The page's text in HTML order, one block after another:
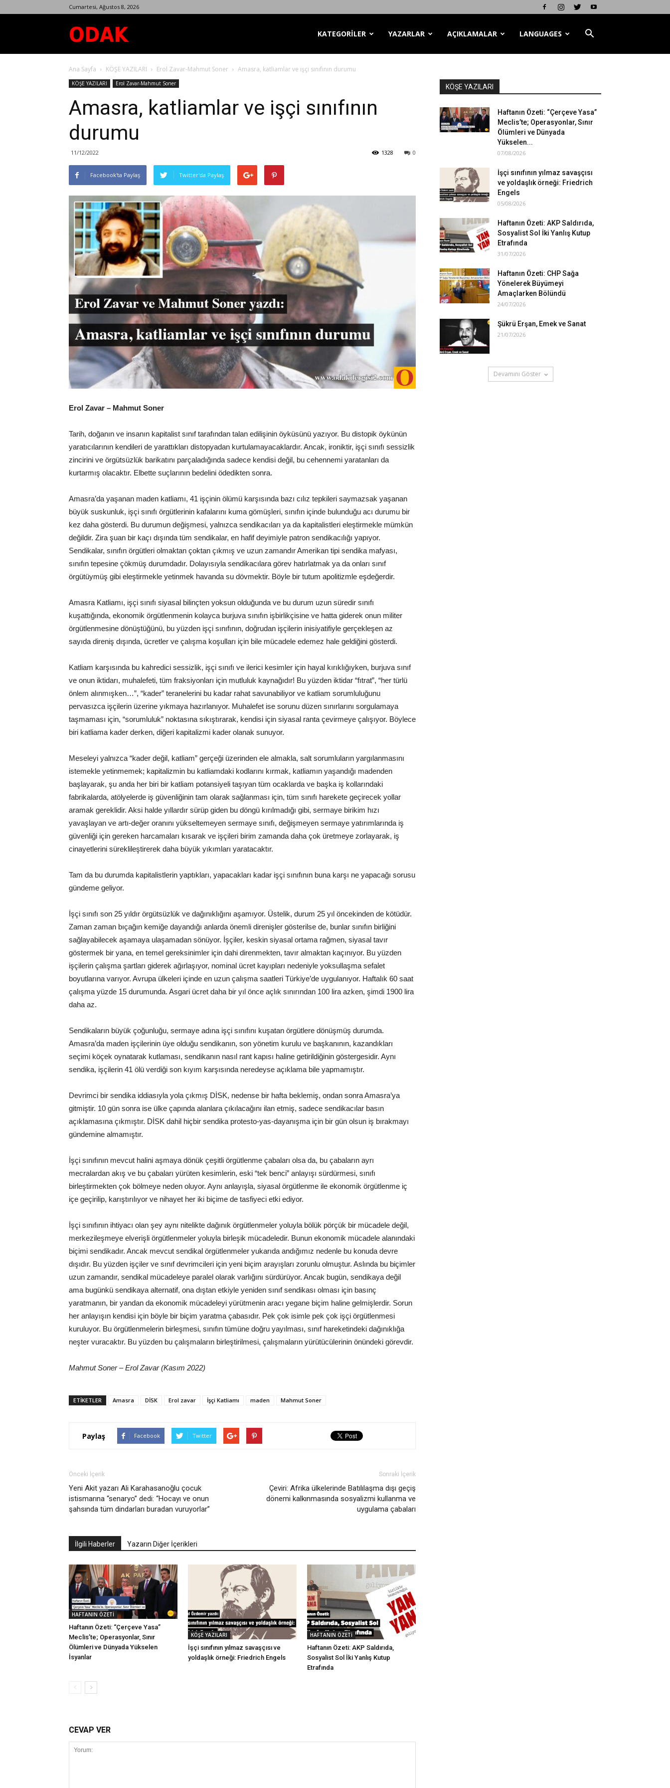
Cumartesi, Ağustos 8, 2026
Dergisi
KATEGORİLER YAZARLAR AÇIKLAMALAR LANGUAGES
Ana Sayfa KÖŞE YAZILARI Erol Zavar-Mahmut Soner Amasra, katliamlar ve işçi sınıfının durumu
KÖŞE YAZILARI Erol Zavar-Mahmut Soner
Amasra, katliamlar ve işçi sınıfının
durumu
11/12/2022 0
1328
Facebook'ta Paylaş Twitter'da Paylaş
Erol Zavar – Mahmut Soner
Tarih, doğanın ve insanın kapitalist sınıf tarafından talan edilişinin öyküsünü yazıyor. Bu distopik öykünün
yaratıcılarının kendileri de yarattıkları distopyadan kurtulamayacaklardır. Ancak, ironiktir, işçi sınıfı sessizlik
zincirini ve örgütsüzlük barikatını parçaladığında sadece kendisi değil, bu cehennemi yaratanları da
kurtarmış olacaktır. Elbette suçlarının bedelini ödedikten sonra.
Amasra’da yaşanan maden katliamı, 41 işçinin ölümü karşısında bazı cılız tepkileri saymazsak yaşanan
büyük suskunluk, işçi sınıfı örgütlerinin kafalarını kuma gömüşleri, sınıfın içinde bulunduğu acı durumu bir
kez daha gösterdi. Bu durumun değişmesi, yalnızca sendikacıları ya da kapitalistleri eleştirmekle mümkün
değildir. Zira şuan bir kaçı dışında tüm sendikalar, en hafif deyimiyle patron sendikacılığı yapıyor.
Sendikalar, sınıfın örgütleri olmaktan çoktan çıkmış ve uzun zamandır Amerikan tipi sendika mafyası,
sınıfın tepesine çökmüş durumdadır. Dolayısıyla sendikacılara görev hatırlatmak ya da onları sınıf
örgütüymüş gibi eleştirmekle yetinmek havanda su dövmektir. Böyle bir tutum apolitizmle eşdeğerdir.
Amasra Katliamı, işçi sınıfı siyasal bilinçten yoksun olduğunda ve bu durum uzun süredir sınıfı
kuşattığında, ekonomik örgütlenmenin kolayca burjuva sınıfın işbirlikçisine ve hatta giderek onun militer
örgütlenmesine dönüştüğünü, bu yüzden işçi sınıfının, doğrudan işçilerin inisiyatifiyle gerçekleşen az
sayıda direniş dışında, ücretler ve çalışma koşulları için bile mücadele edemez hale geldiğini gösterdi.
Katliam karşısında bu kahredici sessizlik, işçi sınıfı ve ilerici kesimler için hayal kırıklığıyken, burjuva sınıf
ve onun iktidarı, muhalefeti, tüm fraksiyonları için mutluluk kaynağıdır! Bu yüzden iktidar “fıtrat”, “her türlü
önlem alınmışken…”, “kader” teranelerini bu kadar rahat savunabiliyor ve katliam sorumluluğunu
pervasızca işçilerin üzerine yıkmaya hazırlanıyor. Muhalefet ise sorunu düzen sınırlarını sorgulamaya
taşmaması için, “sorumluluk” noktasına sıkıştırarak, kendisi için siyasal ranta çevirmeye çalışıyor. Böylece
biri katliama kader derken, diğeri kapitalizmi kader olanak sunuyor.
Meseleyi yalnızca “kader değil, katliam” gerçeği üzerinden ele almakla, salt sorumluların yargılanmasını
istemekle yetinmemek; kapitalizmin bu katliamdaki kodlarını kırmak, katliamın yaşandığı madenden
başlayarak, şu anda her biri bir katliam potansiyeli taşıyan tüm ocaklarda ve başka iş kollarındaki
fabrikalarda, atölyelerde iş güvenliğinin tam olarak sağlanması için, tüm sınıfı harekete geçirecek yollar
aramak gereklidir. Aksi halde yıllardır sürüp giden bu döngü kırılmadığı gibi, sermaye birikim hızı
yavaşlayan ve artı-değer oranını yükseltemeyen sermaye sınıfı, değişmeyen sermaye yatırımlarında iş
güvenliği için gereken harcamaları kısarak ve işçileri birim zamanda daha çok üretmeye zorlayarak, iş
cinayetlerini süreklileştirerek daha büyük yıkımları yaratacaktır.
Tam da bu durumda kapitalistlerin yaptıkları, yapacakları kadar işçi sınıfının buna karşı ne yapacağı sorusu
gündeme geliyor.
İşçi sınıfı son 25 yıldır örgütsüzlük ve dağınıklığını aşamıyor. Üstelik, durum 25 yıl öncekinden de kötüdür.
Zaman zaman bıçağın kemiğe dayandığı anlarda önemli direnişler gösterilse de, bunlar sınıfın birliğini
sağlayabilecek aşamaya ulaşamadan sönüyor. İşçiler, keskin siyasal ortama rağmen, siyasal tavır
göstermek bir yana, en temel gereksinimler için dahi direnmekten, tavır almaktan kaçınıyor. Bu yüzden
işçilerin çalışma şartları giderek ağırlaşıyor, nominal ücret kayıpları nedeniyle yoksullaşma sefalet
boyutlarına varıyor. Avrupa ülkeleri içinde en uzun çalışma saatleri Türkiye’de uygulanıyor. Haftalık 60 saat
çalışma yüzde 15 durumunda. Asgari ücret daha bir yıl önce açlık sınırından 100 lira azken, şimdi 1900 lira
daha az.
Sendikaların büyük çoğunluğu, sermaye adına işçi sınıfını kuşatan örgütlere dönüşmüş durumda.
Amasra’da maden işçilerinin üye olduğu sendikanın, son yönetim kurulu ve başkanının, kazandıkları
seçimi köçek oynatarak kutlaması, sendikanın nasıl rant kapısı haline getirildiğinin göstergesidir. Aynı
sendika, işçilerin 41 ölü verdiği son kıyım karşısında neredeyse açıklama bile yapmamıştır.
Devrimci bir sendika iddiasıyla yola çıkmış DİSK, nedense bir hafta beklemiş, ondan sonra Amasra’ya
gitmiştir. 10 gün sonra ise ülke çapında alanlara çıkılacağını ilan etmiş, sadece sendikacılar basın
açıklamasına çıkmıştır. DİSK dahil hiçbir sendika protesto-yas-dayanışma için bir gün olsun iş bırakmayı
gündemine almamıştır.
İşçi sınıfının mevcut halini aşmaya dönük çeşitli örgütlenme çabaları olsa da, bu çabaların ayrı
mecralardan akış ve bu çabaları yürüten kesimlerin, eski “tek benci” anlayışı sürdürmesi, sınıfı
birleştirmekten çok bölmeye neden oluyor. Aynı anlayışla, siyasal örgütlenme ile ekonomik örgütlenme iç
içe geçirilip, karıştırılıyor ve nihayet her iki biçime de tasfiyeci etki ediyor.
İşçi sınıfının ihtiyacı olan şey aynı nitelikte dağınık örgütlenmeler yoluyla bölük pörçük bir mücadele değil,
merkezileşmeye elverişli örgütlenmeler yoluyla birleşik mücadeledir. Bunun ekonomik mücadele alanındaki
biçimi sendikadır. Ancak mevcut sendikal örgütlenmeler yukarıda andığımız nedenle bu konuda devre
dışıdır. Bu yüzden işçiler ve sınıf devrimcileri için yeni biçim arayışları zorunlu olmuştur. Aslında bu biçimler
uzun zamandır, sendikal mücadeleye paralel olarak varlığını sürdürüyor. Ancak bugün, sendikaya değil
ama bugünkü sendikaya alternatif, ona dıştan etkiyle yeniden sınıf sendikası olması için basınç
yaratmanın, bir yandan da ekonomik mücadeleyi yürütmenin aracı yegane biçim haline gelmişlerdir. Sorun
her anlayışın kendisi için böyle bir biçim yaratma çabasıdır. Pek çok isimle pek çok işçi örgütlenmesi
kuruluyor. Bu örgütlenmelerin birleşmesi, sınıfın tümüne doğru yayılması, sınıf hareketindeki dağınıklığa
neşter vuracaktır. Bu yüzden bu çalışmaların birleştirilmesi, çalışmaların yürütücülerinin önündeki görevdir.
Mahmut Soner – Erol Zavar (Kasım 2022)
ETIKETLER Amasra DİSK Erol zavar İşçi Katliamı maden Mahmut Soner
Paylaş Facebook Twitter
Önceki İçerik
Yeni Akit yazarı Ali Karahasanoğlu çocuk
istismarına “senaryo” dedi: “Hocayı ve onun
şahsında tüm dindarları buradan vuruyorlar”
Sonraki İçerik
Çeviri: Afrika ülkelerinde Batılılaşma dışı geçiş
dönemi kalkınmasında sosyalizmi kullanma ve
uygulama çabaları
İlgili Haberler Yazarın Diğer İçerikleri
HAFTANIN ÖZETİ
Haftanın Özeti: “Çerçeve Yasa”
Meclis’te; Operasyonlar, Sınır
Ölümleri ve Dünyada Yükselen
İsyanlar
KÖŞE YAZILARI
İşçi sınıfının yılmaz savaşçısı ve
yoldaşlık örneği: Friedrich Engels
HAFTANIN ÖZETİ
Haftanın Özeti: AKP Saldırıda,
Sosyalist Sol İki Yanlış Kutup
Etrafında
CEVAP VER
KÖŞE YAZILARI
Haftanın Özeti: “Çerçeve Yasa”
Meclis’te; Operasyonlar, Sınır
Ölümleri ve Dünyada
Yükselen...
07/08/2026
İşçi sınıfının yılmaz savaşçısı
ve yoldaşlık örneği: Friedrich
Engels
05/08/2026
Haftanın Özeti: AKP Saldırıda,
Sosyalist Sol İki Yanlış Kutup
Etrafında
31/07/2026
Haftanın Özeti: CHP Sağa
Yönelerek Büyümeyi
Amaçlarken Bölündü
24/07/2026
Şükrü Erşan, Emek ve Sanat
21/07/2026
Devamını Göster